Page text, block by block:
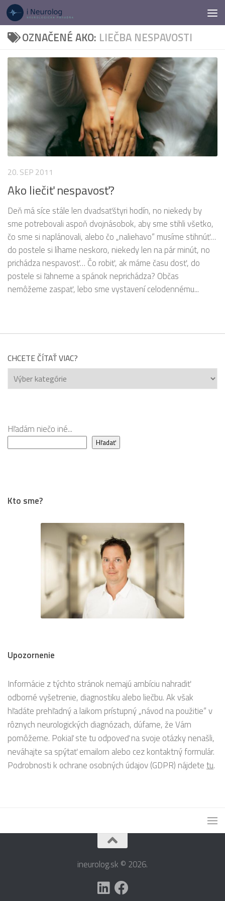
Preskočiť na obsah
OZNAČENÉ AKO: LIEČBA NESPAVOSTI
20. SEP 2011
Ako liečiť nespavosť?
Deň má síce stále len dvadsaťštyri hodín, no niekedy by
sme potrebovali aspoň dvojnásobok, aby sme stihli všetko,
čo sme si naplánovali, alebo čo „naliehavo“ musíme stihnúť…
do postele si líhame neskoro, niekedy len na pár minút, no
prichádza nespavosť… Čo robiť, ak máme času dosť, do
postele si ľahneme a spánok neprichádza? Občas
nemôžeme zaspať, lebo sme vystavení celodennému...
CHCETE ČÍTAŤ VIAC?
Chcete
čítať
Hľadám niečo iné...
Hľadať
Kto sme?
Upozornenie
Informácie z týchto stránok nemajú ambíciu nahradiť
odborné vyšetrenie, diagnostiku alebo liečbu. Ak však
hľadáte prehľadný a laikom prístupný „návod na použitie“ v
rôznych neurologických diagnózach, dúfame, že Vám
pomôžeme. Pokiaľ ste tu odpoveď na svoje otázky nenašli,
neváhajte sa spýtať emailom alebo cez kontaktný formulár.
Podrobnosti k ochrane osobných údajov (GDPR) nájdetetu.
ineurolog.sk © 2026.